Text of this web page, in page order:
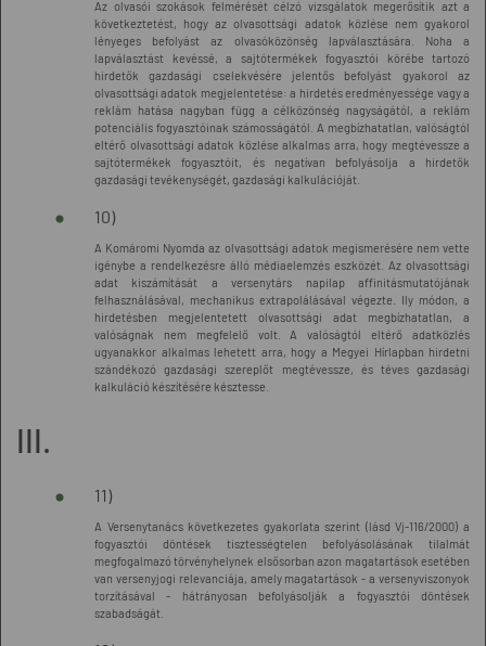
Az olvasói szokások felmérését célzó vizsgálatok megerősítik azt a
következtetést, hogy az olvasottsági adatok közlése nem gyakorol
lényeges befolyást az olvasóközönség lapválasztására. Noha a
lapválasztást kevéssé, a sajtótermékek fogyasztói körébe tartozó
hirdetők gazdasági cselekvésére jelentős befolyást gyakorol az
olvasottsági adatok megjelentetése: a hirdetés eredményessége vagy a
reklám hatása nagyban függ a célközönség nagyságától, a reklám
potenciális fogyasztóinak számosságától. A megbízhatatlan, valóságtól
eltérő olvasottsági adatok közlése alkalmas arra, hogy megtévessze a
sajtótermékek fogyasztóit, és negatívan befolyásolja a hirdetők
gazdasági tevékenységét, gazdasági kalkulációját.
10)
A Komáromi Nyomda az olvasottsági adatok megismerésére nem vette
igénybe a rendelkezésre álló médiaelemzés eszközét. Az olvasottsági
adat kiszámítását a versenytárs napilap affinitásmutatójának
felhasználásával, mechanikus extrapolálásával végezte. Ily módon, a
hirdetésben megjelentetett olvasottsági adat megbízhatatlan, a
valóságnak nem megfelelő volt. A valóságtól eltérő adatközlés
ugyanakkor alkalmas lehetett arra, hogy a Megyei Hírlapban hirdetni
szándékozó gazdasági szereplőt megtévessze, és téves gazdasági
kalkuláció készítésére késztesse.
III.
11)
A Versenytanács következetes gyakorlata szerint (lásd Vj-116/2000) a
fogyasztói döntések tisztességtelen befolyásolásának tilalmát
megfogalmazó törvényhelynek elsősorban azon magatartások esetében
van versenyjogi relevanciája, amely magatartások - a versenyviszonyok
torzításával - hátrányosan befolyásolják a fogyasztói döntések
szabadságát.